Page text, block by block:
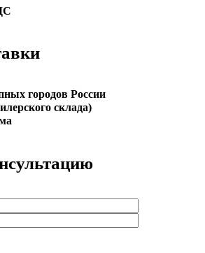
городов России
склада)